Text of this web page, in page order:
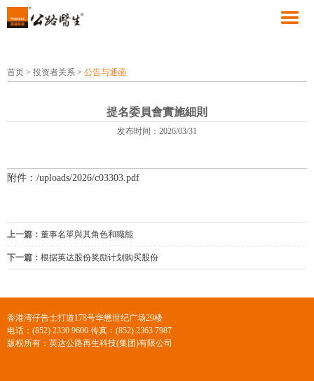
首页 > 投资者关系 > 公告与通函
提名委員會實施細則
发布时间：2026/03/31
附件：/uploads/2026/c03303.pdf
上一篇： 董事名單與其角色和職能
下一篇： 根据英达股份奖励计划购买股份
香港湾仔告士打道178号华懋世纪广场29楼
电话：(852) 2330 9600 传真：(852) 2363 7987
版权所有：英达公路再生科技(集团)有限公司